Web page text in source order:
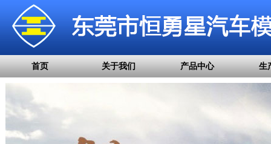
首页 关于我们 产品中心 生